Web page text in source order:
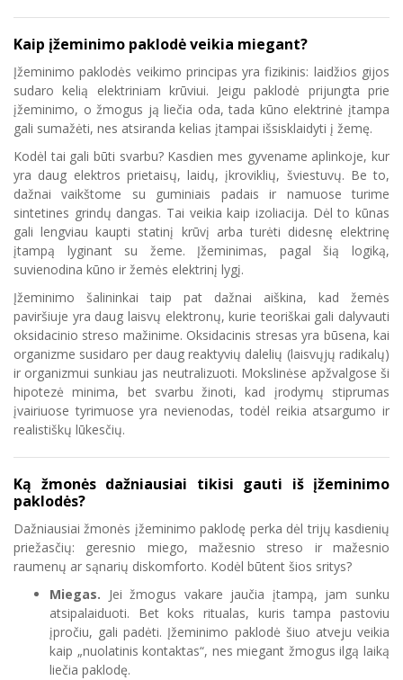
Kaip įžeminimo paklodė veikia miegant?
Įžeminimo paklodės veikimo principas yra fizikinis: laidžios gijos
sudaro kelią elektriniam krūviui. Jeigu paklodė prijungta prie
įžeminimo, o žmogus ją liečia oda, tada kūno elektrinė įtampa
gali sumažėti, nes atsiranda kelias įtampai išsisklaidyti į žemę.
Kodėl tai gali būti svarbu? Kasdien mes gyvename aplinkoje, kur
yra daug elektros prietaisų, laidų, įkroviklių, šviestuvų. Be to,
dažnai vaikštome su guminiais padais ir namuose turime
sintetines grindų dangas. Tai veikia kaip izoliacija. Dėl to kūnas
gali lengviau kaupti statinį krūvį arba turėti didesnę elektrinę
įtampą lyginant su žeme. Įžeminimas, pagal šią logiką,
suvienodina kūno ir žemės elektrinį lygį.
Įžeminimo šalininkai taip pat dažnai aiškina, kad žemės
paviršiuje yra daug laisvų elektronų, kurie teoriškai gali dalyvauti
oksidacinio streso mažinime. Oksidacinis stresas yra būsena, kai
organizme susidaro per daug reaktyvių dalelių (laisvųjų radikalų)
ir organizmui sunkiau jas neutralizuoti. Mokslinėse apžvalgose ši
hipotezė minima, bet svarbu žinoti, kad įrodymų stiprumas
įvairiuose tyrimuose yra nevienodas, todėl reikia atsargumo ir
realistiškų lūkesčių.
Ką žmonės dažniausiai tikisi gauti iš įžeminimo
paklodės?
Dažniausiai žmonės įžeminimo paklodę perka dėl trijų kasdienių
priežasčių: geresnio miego, mažesnio streso ir mažesnio
raumenų ar sąnarių diskomforto. Kodėl būtent šios sritys?
Miegas. Jei žmogus vakare jaučia įtampą, jam sunku
atsipalaiduoti. Bet koks ritualas, kuris tampa pastoviu
įpročiu, gali padėti. Įžeminimo paklodė šiuo atveju veikia
kaip „nuolatinis kontaktas“, nes miegant žmogus ilgą laiką
liečia paklodę.